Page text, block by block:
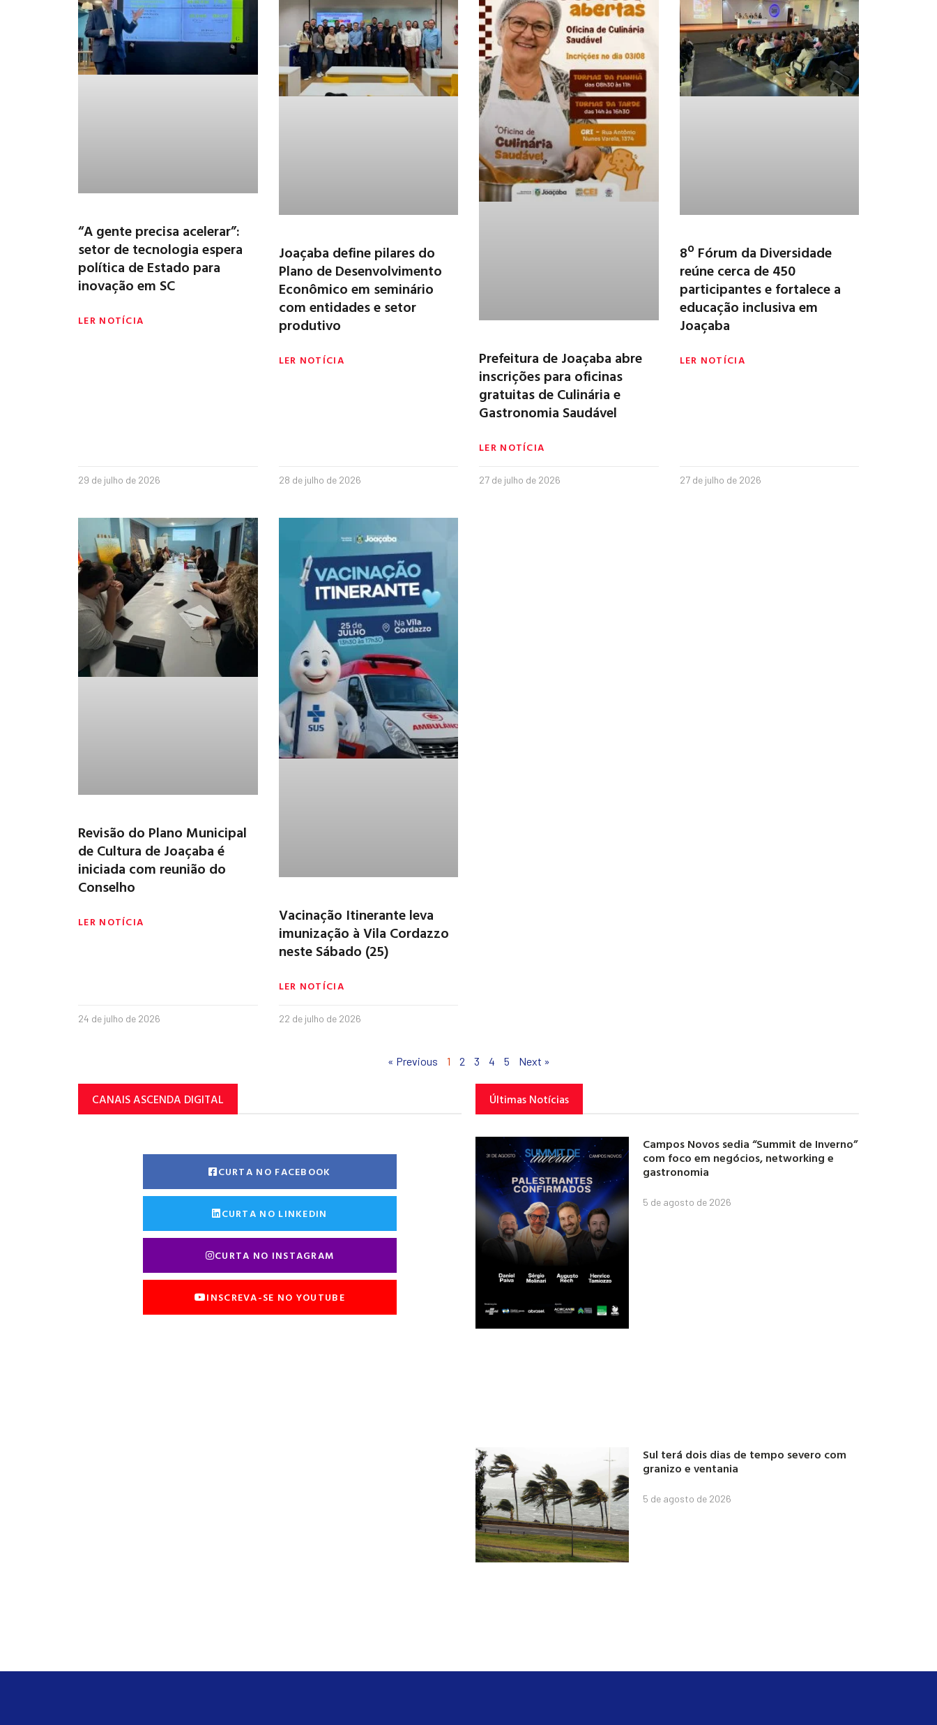
“A gente precisa acelerar”:
setor de tecnologia espera
política de Estado para
inovação em SC
LER NOTÍCIA
29 de julho de 2026
Joaçaba define pilares do
Plano de Desenvolvimento
Econômico em seminário
com entidades e setor
produtivo
LER NOTÍCIA
28 de julho de 2026
Prefeitura de Joaçaba abre
inscrições para oficinas
gratuitas de Culinária e
Gastronomia Saudável
LER NOTÍCIA
27 de julho de 2026
8º Fórum da Diversidade
reúne cerca de 450
participantes e fortalece a
educação inclusiva em
Joaçaba
LER NOTÍCIA
27 de julho de 2026
Revisão do Plano Municipal
de Cultura de Joaçaba é
iniciada com reunião do
Conselho
LER NOTÍCIA
24 de julho de 2026
Vacinação Itinerante leva
imunização à Vila Cordazzo
neste Sábado (25)
LER NOTÍCIA
22 de julho de 2026
« Previous 1 2 3 4 5 Next »
CANAIS ASCENDA DIGITAL
CURTA NO FACEBOOK
CURTA NO LINKEDIN
CURTA NO INSTAGRAM
INSCREVA-SE NO YOUTUBE
Últimas Notícias
Campos Novos sedia “Summit de Inverno”
com foco em negócios, networking e
gastronomia
5 de agosto de 2026
Sul terá dois dias de tempo severo com
granizo e ventania
5 de agosto de 2026